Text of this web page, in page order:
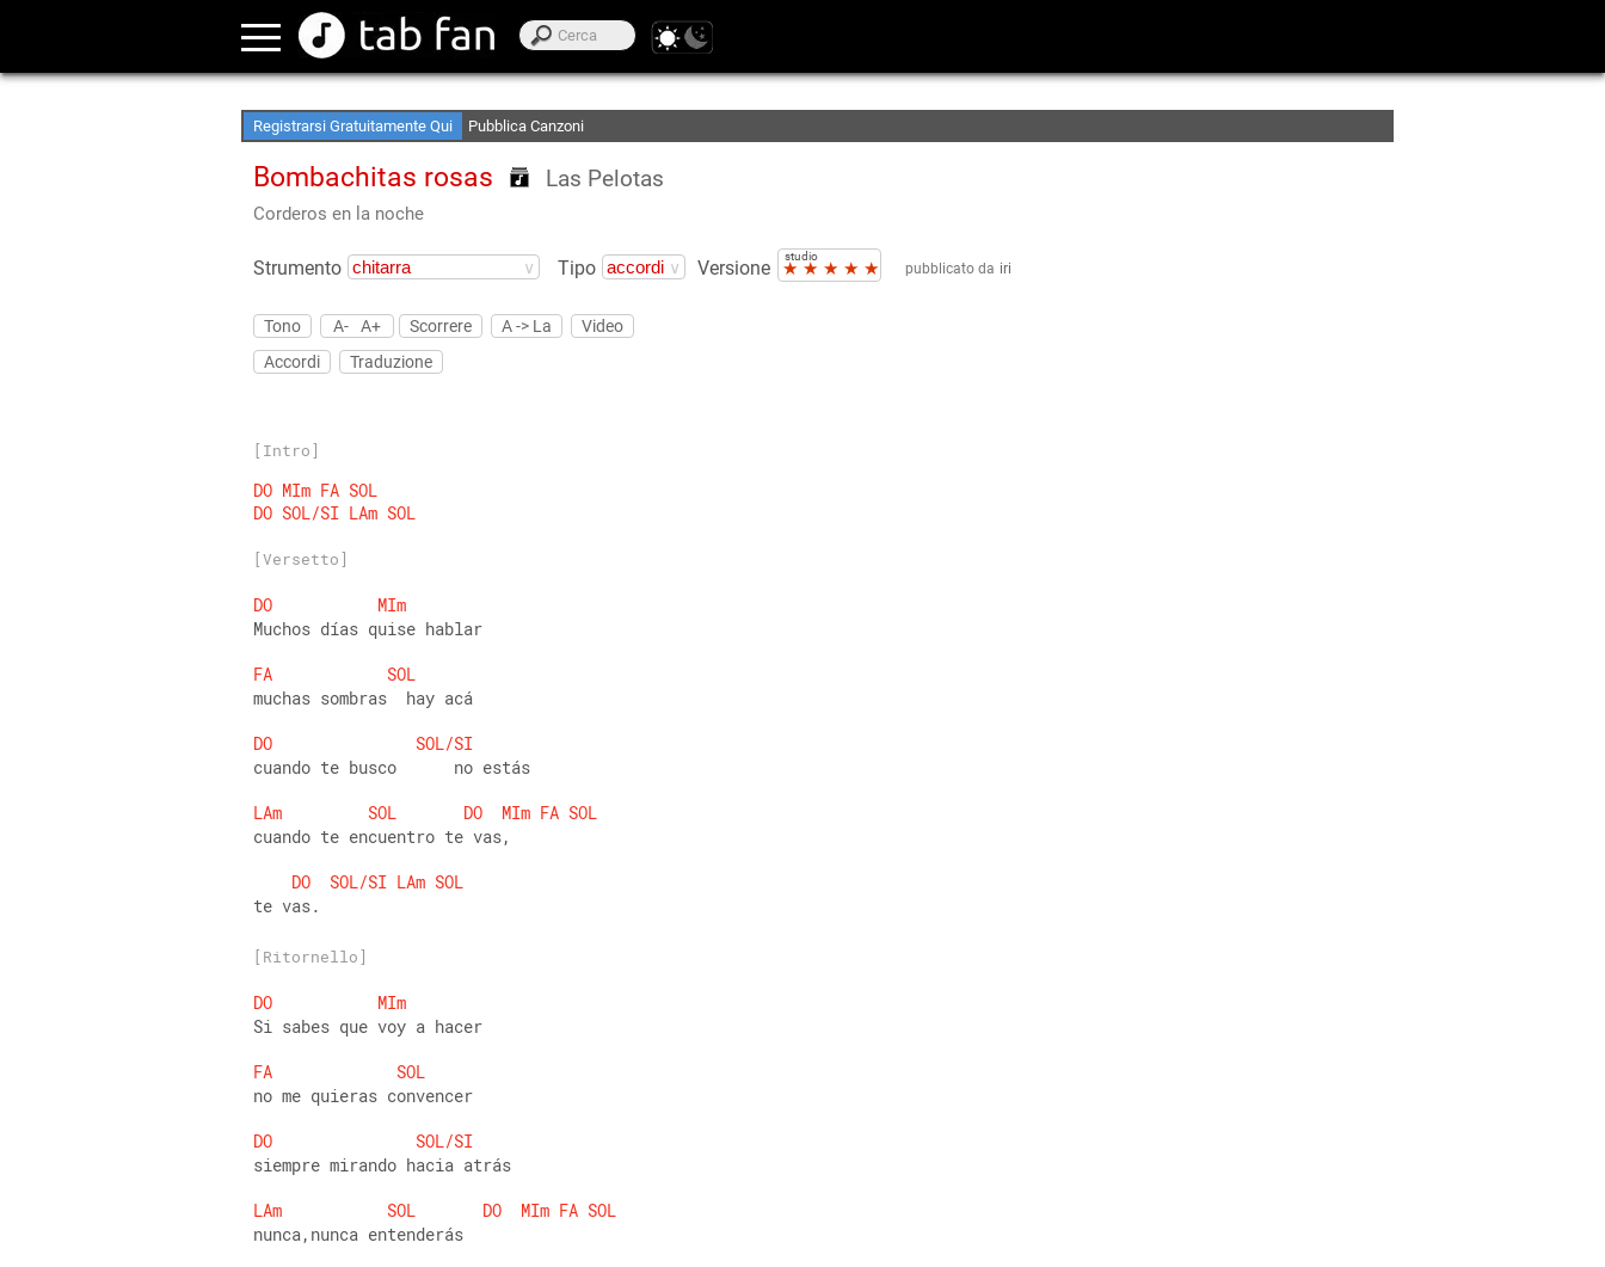
Registrarsi Gratuitamente Qui Pubblica Canzoni
Bombachitas rosas Las Pelotas
Corderos en la noche
Strumento Tipo Versione
studio
★ ★ ★ ★ ★ pubblicato da iri
Tono A- A+ Scorrere A -> La
Video
Accordi
Traduzione
[Intro]
DO MIm FA SOL
DO SOL/SI LAm SOL
[Versetto]
DO
MIm
Muchos días quise hablar
FA
SOL
muchas sombras  hay acá
DO
SOL/SI
cuando te busco      no estás
LAm
SOL DO MIm FA SOL
cuando te encuentro te vas,
DO
SOL/SI LAm SOL
te vas.
[Ritornello]
DO
MIm
Si sabes que voy a hacer
FA
SOL
no me quieras convencer
DO
SOL/SI
siempre mirando hacia atrás
LAm
SOL DO MIm FA SOL
nunca,nunca entenderás